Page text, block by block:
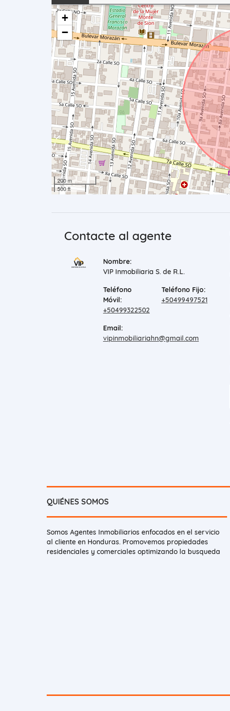
+
−
200 m
500 ft
Contacte al agente
Nombre:
VIP Inmobiliaria S. de R.L.
Teléfono
Móvil:
+50499322502
Teléfono Fijo:
+50499497521
Email:
vipinmobiliariahn@gmail.com
QUIÉNES SOMOS
Somos Agentes Inmobiliarios enfocados en el servicio
al cliente en Honduras. Promovemos propiedades
residenciales y comerciales optimizando la busqueda